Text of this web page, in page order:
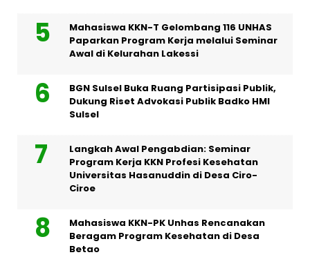
Mahasiswa KKN-T Gelombang 116 UNHAS
Paparkan Program Kerja melalui Seminar
Awal di Kelurahan Lakessi
BGN Sulsel Buka Ruang Partisipasi Publik,
Dukung Riset Advokasi Publik Badko HMI
Sulsel
Langkah Awal Pengabdian: Seminar
Program Kerja KKN Profesi Kesehatan
Universitas Hasanuddin di Desa Ciro-
Ciroe
Mahasiswa KKN-PK Unhas Rencanakan
Beragam Program Kesehatan di Desa
Betao